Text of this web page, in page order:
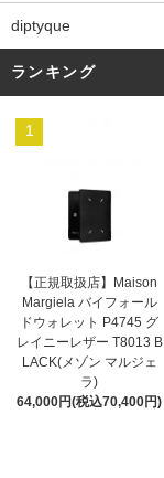
diptyque
ランキング
1
【正規取扱店】Maison
Margiela バイフォール
ドウォレット P4745 グ
レイニーレザー T8013 B
LACK(メゾン マルジェ
ラ)
64,000円(税込70,400円)